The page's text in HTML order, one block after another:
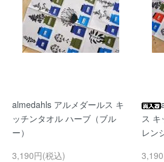
almedahls アルメダールス キ
ッチンタオル ハーブ（ブル
ー）
3,190円(税込)
ス
レン